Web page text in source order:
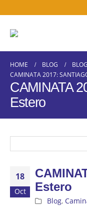
HOME BLOG BLOG
CAMINATA 2017:
CAMINATA
Estero
18
Oct
Estero
Blog,